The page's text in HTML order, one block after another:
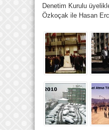
Denetim Kurulu
Özkoçak ile Hasan